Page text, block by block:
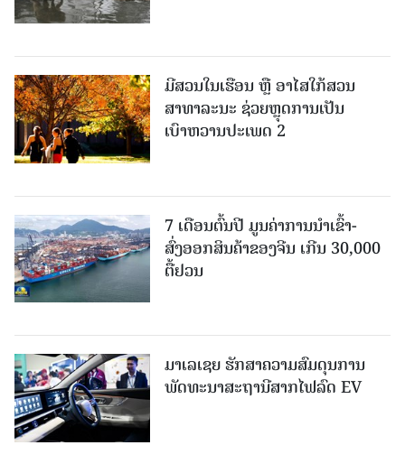
ມີສວນໃນເຮືອນ ຫຼື ອາໄສໃກ້ສວນ
ສາທາລະນະ ຊ່ວຍຫຼຸດການເປັນ
ເບົາຫວານປະເພດ 2
7 ເດືອນຕົ້ນປີ ມູນຄ່າການນຳເຂົ້າ-
ສົ່ງອອກສິນຄ້າຂອງຈີນ ເກີນ 30,000
ຕື້ຢວນ
ມາເລເຊຍ ຮັກສາຄວາມສົມດຸນການ
ພັດທະນາສະຖານີສາກໄຟລົດ EV